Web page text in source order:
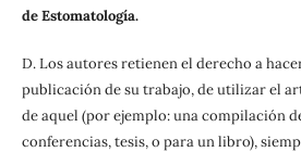
de Estomatología.
D. Los autores retienen el derecho a
publicación de su trabajo, de utilizar el
de aquel (por ejemplo: una compilación
conferencias, tesis, o para un libro),